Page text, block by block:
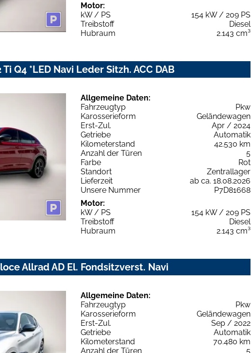
Motor:
kW / PS
154 kW / 209 PS
Treibstoff
Diesel
Hubraum
2.143 cm³
Q4 *LED Navi Leder Sitzh. ACC DAB
Allgemeine Daten:
Fahrzeugtyp
Pkw
Karosserieform
Geländewagen
Erst-Zul.
Apr / 2024
Getriebe
Automatik
Kilometerstand
42.530 km
Anzahl der Türen
5
Farbe
Rot
Standort
Zentrallager
Lieferzeit
ab ca. 18.08.2026
Unsere Nummer
P7D81668
Motor:
kW / PS
154 kW / 209 PS
Treibstoff
Diesel
Hubraum
2.143 cm³
Allrad AD El. Fondsitzverst. Navi
Allgemeine Daten:
Fahrzeugtyp
Pkw
Karosserieform
Geländewagen
Erst-Zul.
Sep / 2022
Getriebe
Automatik
Kilometerstand
70.480 km
Anzahl der Türen
5